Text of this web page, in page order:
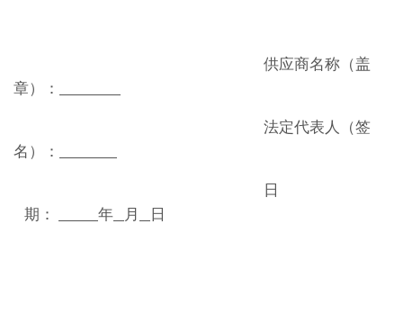
供应商名称（盖
章）：
法定代表人（签
名）：
日
期：
年 月 日